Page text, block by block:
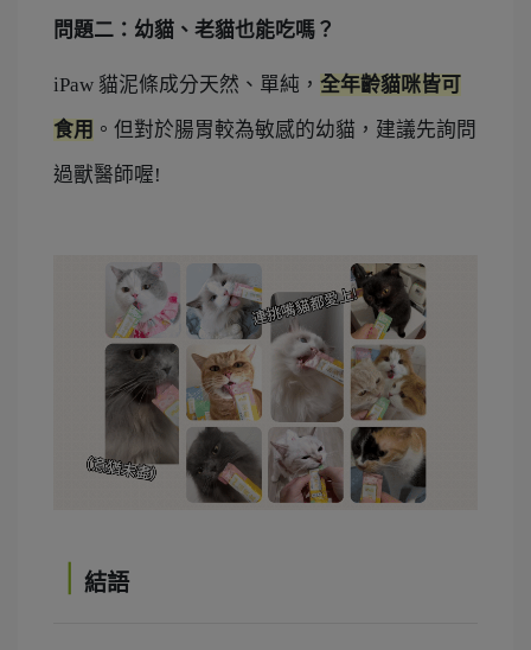
問題二：幼貓、老貓也能吃嗎？
iPaw 貓泥條成分天然、單純， 全年齡貓咪皆可
食用 。 但對於腸胃較為敏感的幼貓，建議先詢問
過獸醫師喔!
結語